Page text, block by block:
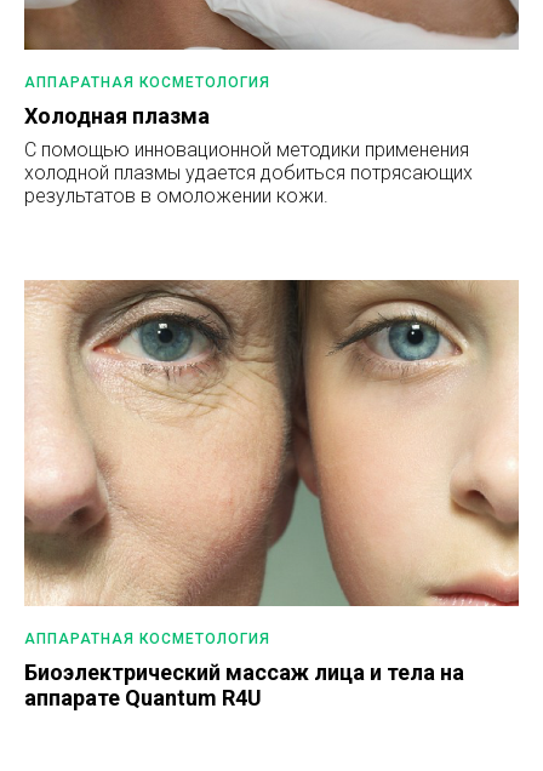
АППАРАТНАЯ КОСМЕТОЛОГИЯ
Холодная плазма
С помощью инновационной методики применения
холодной плазмы удается добиться потрясающих
результатов в омоложении кожи.
АППАРАТНАЯ КОСМЕТОЛОГИЯ
Биоэлектрический массаж лица и тела на
аппарате Quantum R4U